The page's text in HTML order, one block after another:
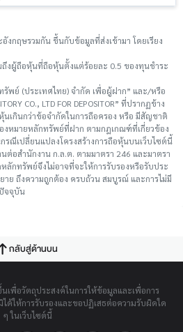
งกฤษรวมกัน ขึ้นกับข้อมูลที่ส่งเข้ามา โดยเรียง
ถึงผู้ถือหุ้นที่ถือหุ้นตั้งแต่ร้อยละ 0.5 ของทุนชําระ
พย์ (ประเทศไทย) จำกัด เพื่อผู้ฝาก” และ/หรือ
CO., LTD FOR DEPOSITOR” ที่ปรากฏข้าง
เกินกว่าข้อจำกัดในการถือครอง หรือ มีสัญชาติ
งหมายหลักทรัพย์ที่ฝาก ตามกฎเกณฑ์ที่เกี่ยวข้อง
รณีเปลี่ยนแปลงโครงสร้างการถือหุ้นบนเว็บไซต์นี้
ต่อสำนักงาน ก.ล.ต. ตามมาตรา 246 และมาตรา
ลักทรัพย์จึงไม่อาจที่จะให้การรับรองหรือรับประ
าย ถึงความถูกต้อง ครบถ้วน สมบูรณ์ และการไม่มี
จจุบัน
กลับสู่ด้านบน
เพื่อวัตถุประสงค์ในการให้ข้อมูลและเพื่อการ
ด้ให้การรับรองและขอปฏิเสธต่อความรับผิดใด
ๆ ในเว็บไซต์นี้